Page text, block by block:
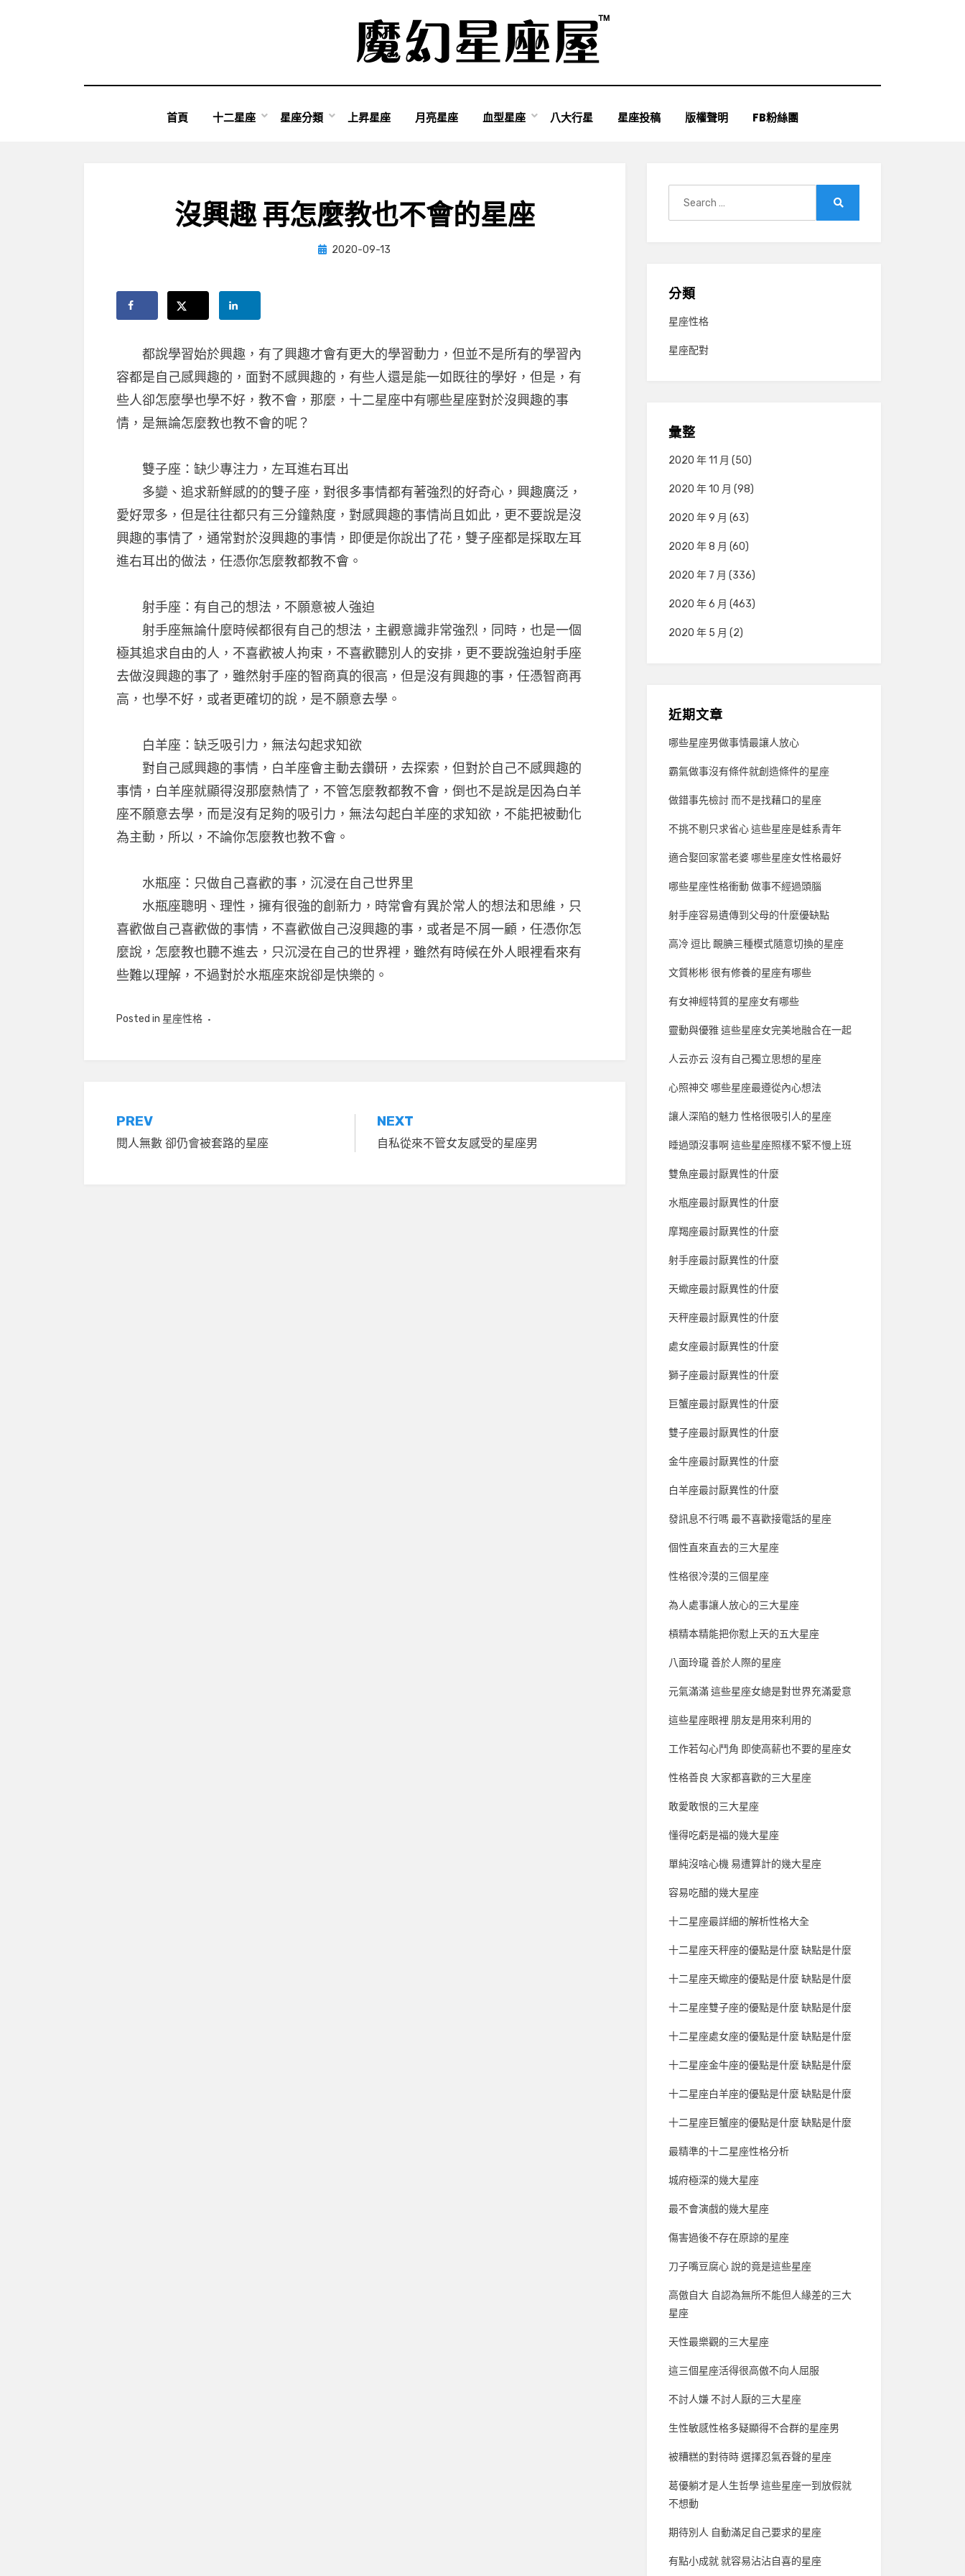
首頁 十二星座 星座分類 上昇星座 月亮星座 血型星座 八大行星 星座投稿 版權聲明 FB粉絲團
沒興趣 再怎麼教也不會的星座
by小編
Posted
2020-09-13
都說學習始於興趣，有了興趣才會有更大的學習動力，但並不是所有的學習內
容都是自己感興趣的，面對不感興趣的，有些人還是能一如既往的學好，但是，有
些人卻怎麼學也學不好，教不會，那麼，十二星座中有哪些星座對於沒興趣的事
情，是無論怎麼教也教不會的呢？
雙子座：缺少專注力，左耳進右耳出
多變、追求新鮮感的的雙子座，對很多事情都有著強烈的好奇心，興趣廣泛，
愛好眾多，但是往往都只有三分鐘熱度，對感興趣的事情尚且如此，更不要說是沒
興趣的事情了，通常對於沒興趣的事情，即便是你說出了花，雙子座都是採取左耳
進右耳出的做法，任憑你怎麼教都教不會。
射手座：有自己的想法，不願意被人強迫
射手座無論什麼時候都很有自己的想法，主觀意識非常強烈，同時，也是一個
極其追求自由的人，不喜歡被人拘束，不喜歡聽別人的安排，更不要說強迫射手座
去做沒興趣的事了，雖然射手座的智商真的很高，但是沒有興趣的事，任憑智商再
高，也學不好，或者更確切的說，是不願意去學。
白羊座：缺乏吸引力，無法勾起求知欲
對自己感興趣的事情，白羊座會主動去鑽研，去探索，但對於自己不感興趣的
事情，白羊座就顯得沒那麼熱情了，不管怎麼教都教不會，倒也不是說是因為白羊
座不願意去學，而是沒有足夠的吸引力，無法勾起白羊座的求知欲，不能把被動化
為主動，所以，不論你怎麼教也教不會。
水瓶座：只做自己喜歡的事，沉浸在自己世界里
水瓶座聰明、理性，擁有很強的創新力，時常會有異於常人的想法和思維，只
喜歡做自己喜歡做的事情，不喜歡做自己沒興趣的事，或者是不屑一顧，任憑你怎
麼說，怎麼教也聽不進去，只沉浸在自己的世界裡，雖然有時候在外人眼裡看來有
些難以理解，不過對於水瓶座來說卻是快樂的。
Posted in 星座性格
文
章
PREV
閱人無數 卻仍會被套路的星座
NEXT
自私從來不管女友感受的星座男
分類
星座性格
星座配對
彙整
2020 年 11 月 (50)
2020 年 10 月 (98)
2020 年 9 月 (63)
2020 年 8 月 (60)
2020 年 7 月 (336)
2020 年 6 月 (463)
2020 年 5 月 (2)
近期文章
哪些星座男做事情最讓人放心
霸氣做事沒有條件就創造條件的星座
做錯事先檢討 而不是找藉口的星座
不挑不剔只求省心 這些星座是蛙系青年
適合娶回家當老婆 哪些星座女性格最好
哪些星座性格衝動 做事不經過頭腦
射手座容易遺傳到父母的什麼優缺點
高冷 逗比 靦腆三種模式隨意切換的星座
文質彬彬 很有修養的星座有哪些
有女神經特質的星座女有哪些
靈動與優雅 這些星座女完美地融合在一起
人云亦云 沒有自己獨立思想的星座
心照神交 哪些星座最遵從內心想法
讓人深陷的魅力 性格很吸引人的星座
睡過頭沒事啊 這些星座照樣不緊不慢上班
雙魚座最討厭異性的什麼
水瓶座最討厭異性的什麼
摩羯座最討厭異性的什麼
射手座最討厭異性的什麼
天蠍座最討厭異性的什麼
天秤座最討厭異性的什麼
處女座最討厭異性的什麼
獅子座最討厭異性的什麼
巨蟹座最討厭異性的什麼
雙子座最討厭異性的什麼
金牛座最討厭異性的什麼
白羊座最討厭異性的什麼
發訊息不行嗎 最不喜歡接電話的星座
個性直來直去的三大星座
性格很冷漠的三個星座
為人處事讓人放心的三大星座
槓精本精能把你懟上天的五大星座
八面玲瓏 善於人際的星座
元氣滿滿 這些星座女總是對世界充滿愛意
這些星座眼裡 朋友是用來利用的
工作若勾心鬥角 即使高薪也不要的星座女
性格善良 大家都喜歡的三大星座
敢愛敢恨的三大星座
懂得吃虧是福的幾大星座
單純沒啥心機 易遭算計的幾大星座
容易吃醋的幾大星座
十二星座最詳細的解析性格大全
十二星座天秤座的優點是什麼 缺點是什麼
十二星座天蠍座的優點是什麼 缺點是什麼
十二星座雙子座的優點是什麼 缺點是什麼
十二星座處女座的優點是什麼 缺點是什麼
十二星座金牛座的優點是什麼 缺點是什麼
十二星座白羊座的優點是什麼 缺點是什麼
十二星座巨蟹座的優點是什麼 缺點是什麼
最精準的十二星座性格分析
城府極深的幾大星座
最不會演戲的幾大星座
傷害過後不存在原諒的星座
刀子嘴豆腐心 說的竟是這些星座
高傲自大 自認為無所不能但人緣差的三大
星座
天性最樂觀的三大星座
這三個星座活得很高傲不向人屈服
不討人嫌 不討人厭的三大星座
生性敏感性格多疑顯得不合群的星座男
被糟糕的對待時 選擇忍氣吞聲的星座
葛優躺才是人生哲學 這些星座一到放假就
不想動
期待別人 自動滿足自己要求的星座
有點小成就 就容易沾沾自喜的星座